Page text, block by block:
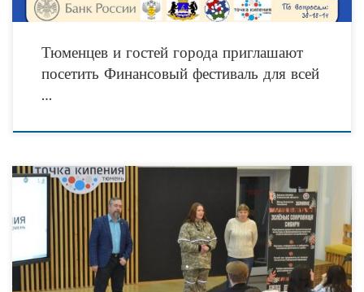
Тюменцев и гостей города приглашают
посетить Финансовый фестиваль для всей
…
18 ноября 2022 года в Тюмени прошёл региональный этап всероссийского
экологического диктанта. Этот реализуемый на протяжении последних четырех
лет во всех регионах страны проект направлен